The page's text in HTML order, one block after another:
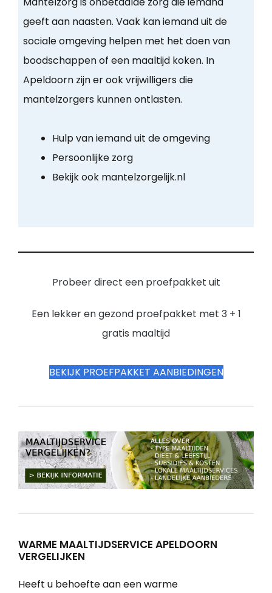
geeft aan naasten. Vaak kan iemand uit de
sociale omgeving helpen met het doen van
boodschappen of een maaltijd koken. In
Apeldoorn zijn er ook vrijwilligers die
mantelzorgers kunnen ontlasten.
Hulp van iemand uit de omgeving
Persoonlijke zorg
Bekijk ook mantelzorgelijk.nl
Probeer direct een proefpakket uit
Een lekker en gezond proefpakket met 3 + 1
gratis maaltijd
BEKIJK PROEFPAKKET AANBIEDINGEN
WARME MAALTIJDSERVICE APELDOORN
VERGELIJKEN
Heeft u behoefte aan een warme